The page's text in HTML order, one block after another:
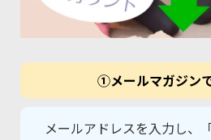
①メールマガジン
メールアドレスを入力し、